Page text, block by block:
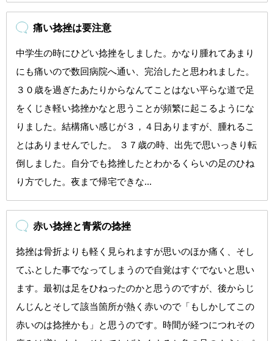
痛い捻挫は要注意
中学生の時にひどい捻挫をしました。かなり腫れてあまり
にも痛いので数回病院へ通い、完治したと思われました。
３０歳を過ぎたあたりからなんてことはない平らな道で足
をくじき軽い捻挫かなと思うことが頻繁に起こるようにな
りました。結構痛い感じが３，４日ありますが、腫れるこ
とはありませんでした。 ３７歳の時、出先で思いっきり転
倒しました。自分でも捻挫したとわかるくらいの足のひね
り方でした。夜まで帰宅できな...
赤い捻挫と青紫の捻挫
捻挫は骨折よりも軽く見られますが思いのほか痛く、そし
てふとした事でなってしまうので自覚はすぐでないと思い
ます。最初は足をひねったのかと思うのですが、後からじ
んじんとそして該当箇所が熱く赤いので「もしかしてこの
赤いのは捻挫かも」と思うのです。時間が経つにつれその